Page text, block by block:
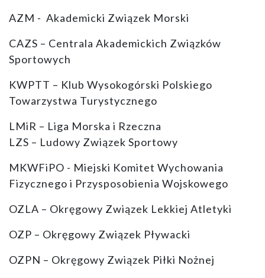
AZM - Akademicki Związek Morski
CAZS – Centrala Akademickich Związków
Sportowych
KWPTT – Klub Wysokogórski Polskiego
Towarzystwa Turystycznego
LMiR – Liga Morska i Rzeczna
LZS – Ludowy Związek Sportowy
MKWFiPO - Miejski Komitet Wychowania
Fizycznego i Przysposobienia Wojskowego
OZLA – Okręgowy Związek Lekkiej Atletyki
OZP – Okręgowy Związek Pływacki
OZPN – Okręgowy Związek Piłki Nożnej